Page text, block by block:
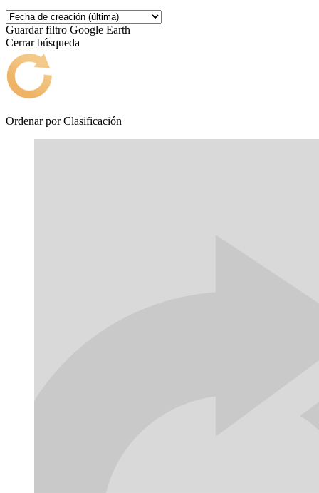
Guardar filtro Google Earth
Cerrar búsqueda
Ordenar por Clasificación